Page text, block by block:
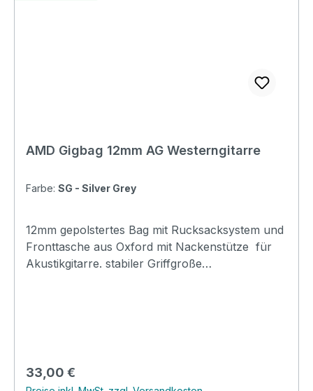
AMD Gigbag 12mm AG Westerngitarre
Farbe: SG - Silver Grey
12mm gepolstertes Bag mit Rucksacksystem und
Fronttasche aus Oxford mit Nackenstütze für
Akustikgitarre. stabiler Griffgroße
Regulärer Preis:
33,00 €